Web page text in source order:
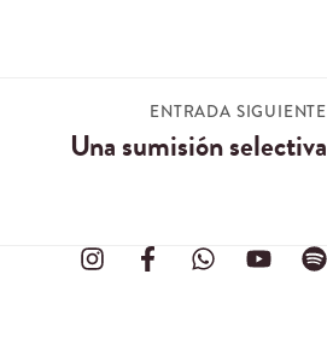
ENTRADA SIGUIENTE
Una sumisión selectiva